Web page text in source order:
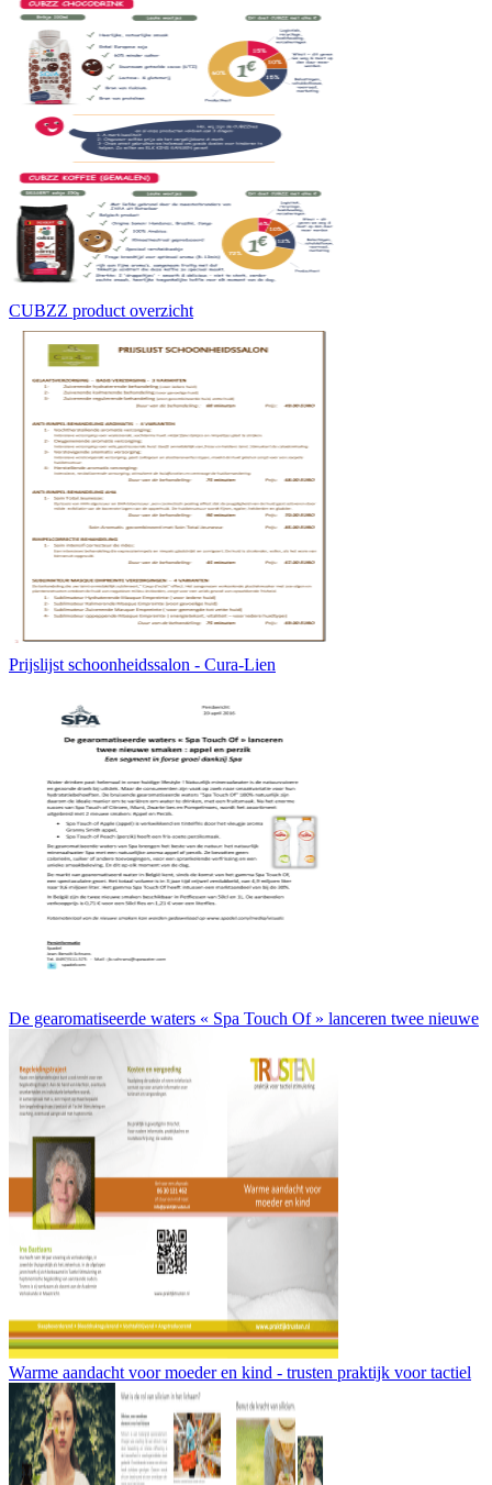
CUBZZ product overzicht
Prijslijst schoonheidssalon - Cura-Lien
De gearomatiseerde waters « Spa Touch Of » lanceren twee nieuwe
Warme aandacht voor moeder en kind - trusten praktijk voor tactiel